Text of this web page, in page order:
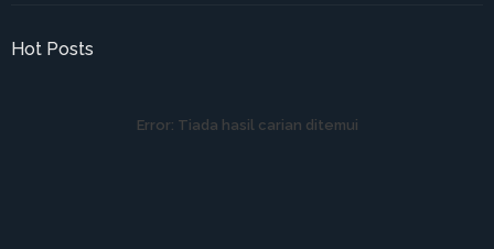
Hot Posts
Error: Tiada hasil carian ditemui